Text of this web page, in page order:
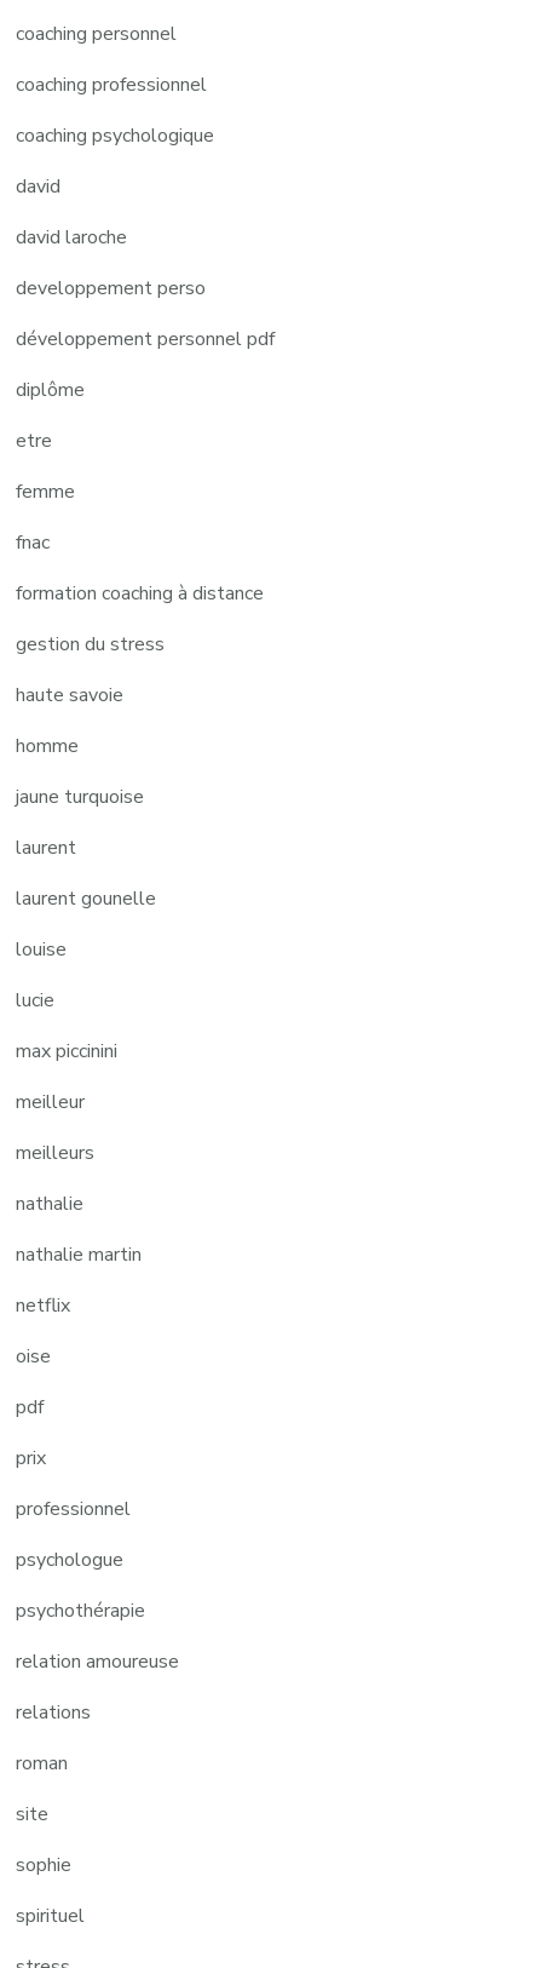
coaching personnel
coaching professionnel
coaching psychologique
david
david laroche
developpement perso
développement personnel pdf
diplôme
etre
femme
fnac
formation coaching à distance
gestion du stress
haute savoie
homme
jaune turquoise
laurent
laurent gounelle
louise
lucie
max piccinini
meilleur
meilleurs
nathalie
nathalie martin
netflix
oise
pdf
prix
professionnel
psychologue
psychothérapie
relation amoureuse
relations
roman
site
sophie
spirituel